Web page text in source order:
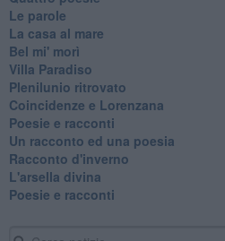
Le parole
La casa al mare
Bel mi' morì
Villa Paradiso
Plenilunio ritrovato
Coincidenze e Lorenzana
Poesie e racconti
Un racconto ed una poesia
Racconto d'inverno
​L'arsella divina
Poesie e racconti